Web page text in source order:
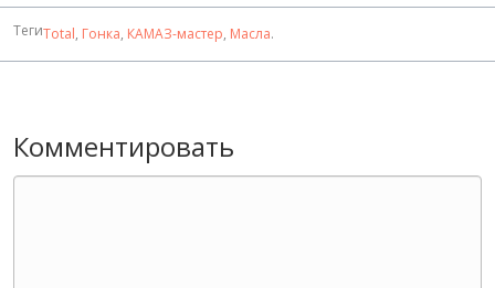
ТегиTotal, Гонка, КАМАЗ-мастер, Масла.
Комментировать